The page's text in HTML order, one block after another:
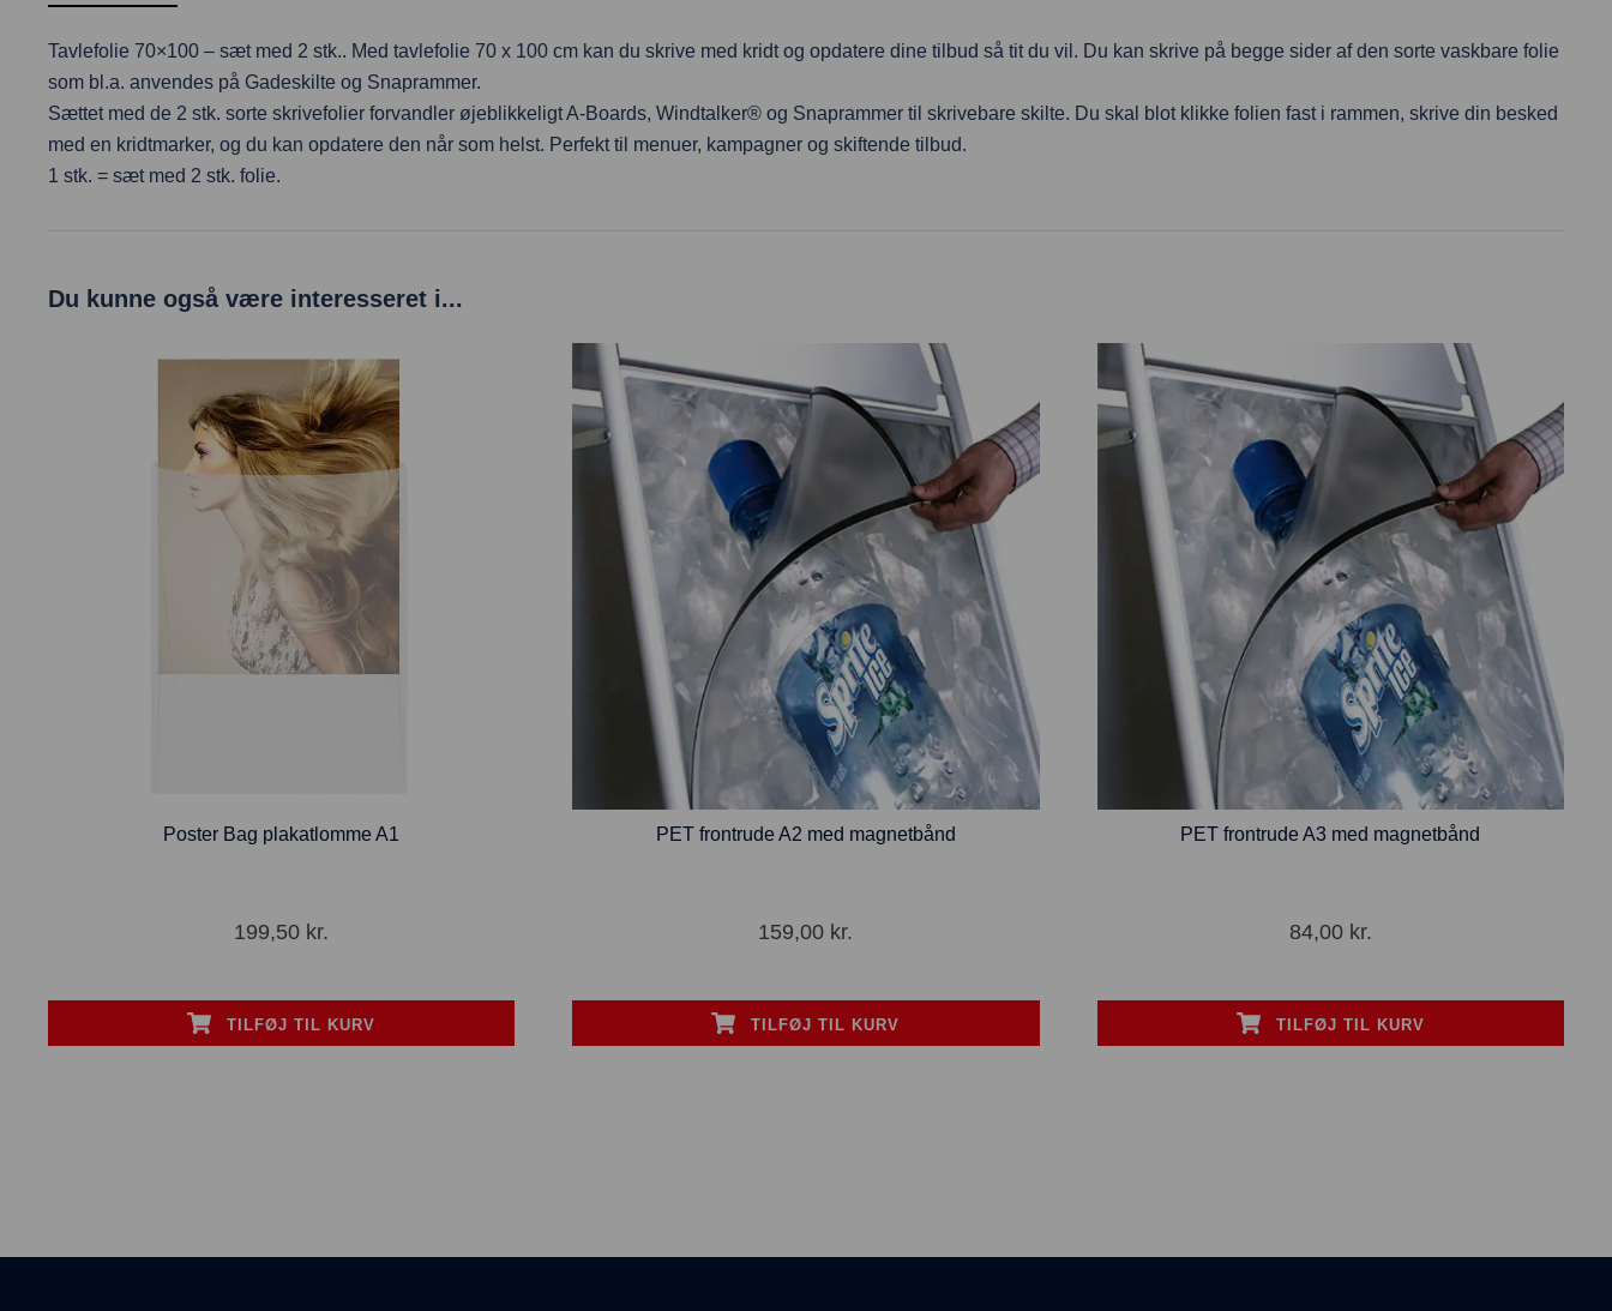
Tavlefolie 70×100 – sæt med 2 stk.. Med tavlefolie 70 x 100 cm kan du skrive med kridt og opdatere dine tilbud så tit du vil. Du kan skrive på begge sider af den sorte vaskbare folie
som bl.a. anvendes på Gadeskilte og Snaprammer.
Sættet med de 2 stk. sorte skrivefolier forvandler øjeblikkeligt A-Boards, Windtalker® og Snaprammer til skrivebare skilte. Du skal blot klikke folien fast i rammen, skrive din besked
med en kridtmarker, og du kan opdatere den når som helst. Perfekt til menuer, kampagner og skiftende tilbud.
1 stk. = sæt med 2 stk. folie.
Du kunne også være interesseret i...
Poster Bag plakatlomme A1
199,50 kr.
TILFØJ TIL KURV
PET frontrude A2 med magnetbånd
159,00 kr.
TILFØJ TIL KURV
PET frontrude A3 med magnetbånd
84,00 kr.
TILFØJ TIL KURV